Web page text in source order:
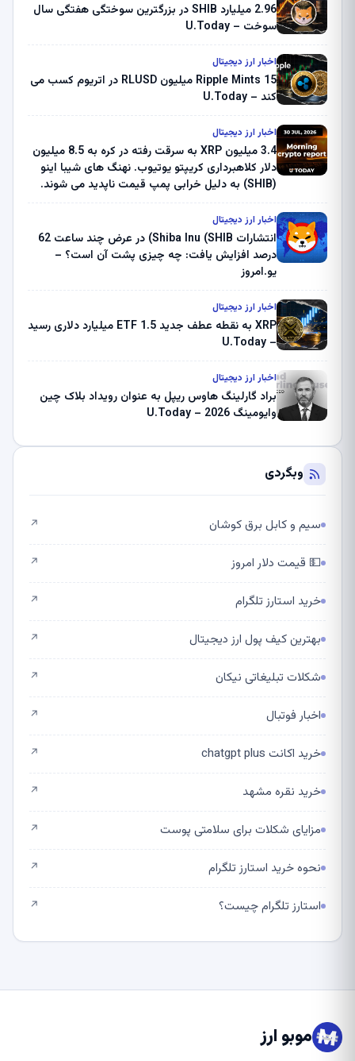
2.96 میلیارد SHIB در بزرگترین سوختگی هفتگی سال
سوخت – U.Today
اخبار ارز دیجیتال
Ripple Mints 15 میلیون RLUSD در اتریوم کسب می
کند – U.Today
اخبار ارز دیجیتال
3.4 میلیون XRP به سرقت رفته در کره به 8.5 میلیون
دلار کلاهبرداری کریپتو یوتیوب. نهنگ های شیبا اینو
(SHIB) به دلیل خرابی پمپ قیمت ناپدید می شوند.
ثبت کرد – گزارش کریپتو صبح – U.Today
اخبار ارز دیجیتال
انتشارات Shiba Inu (SHIB) در عرض چند ساعت 62
درصد افزایش یافت: چه چیزی پشت آن است؟ –
یو.امروز
اخبار ارز دیجیتال
XRP به نقطه عطف جدید ETF 1.5 میلیارد دلاری رسید
– U.Today
اخبار ارز دیجیتال
براد گارلینگ هاوس ریپل به عنوان رویداد بلاک چین
وایومینگ 2026 – U.Today
وبگردی
سیم و کابل برق کوشان ↗
💵 قیمت دلار امروز ↗
خرید استارز تلگرام ↗
بهترین کیف پول ارز دیجیتال ↗
شکلات تبلیغاتی نیکان ↗
اخبار فوتبال ↗
خرید اکانت chatgpt plus ↗
خرید نقره مشهد ↗
مزایای شکلات برای سلامتی پوست ↗
نحوه خرید استارز تلگرام ↗
استارز تلگرام چیست؟ ↗
موبو ارز